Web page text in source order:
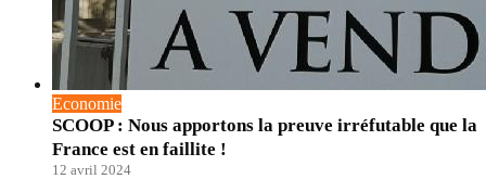
Economie
SCOOP : Nous apportons la preuve irréfutable que la
France est en faillite !
12 avril 2024